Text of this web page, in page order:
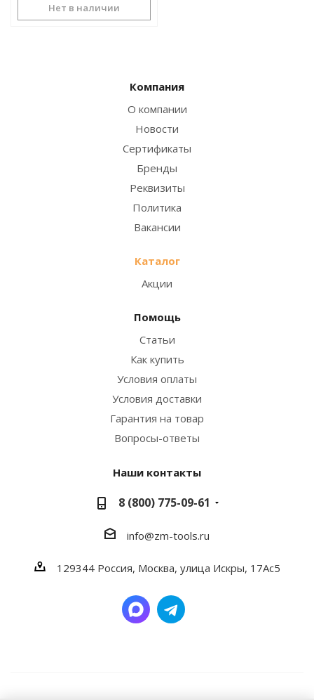
Нет в наличии
Компания
О компании
Новости
Сертификаты
Бренды
Реквизиты
Политика
Вакансии
Каталог
Акции
Помощь
Статьи
Как купить
Условия оплаты
Условия доставки
Гарантия на товар
Вопросы-ответы
Наши контакты
8 (800) 775-09-61
info@zm-tools.ru
129344 Россия, Москва, улица Искры, 17Ас5